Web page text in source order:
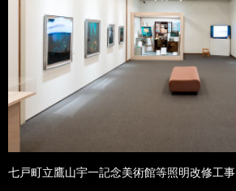
七戸町立鷹山宇一記念美術館等照明改修工事